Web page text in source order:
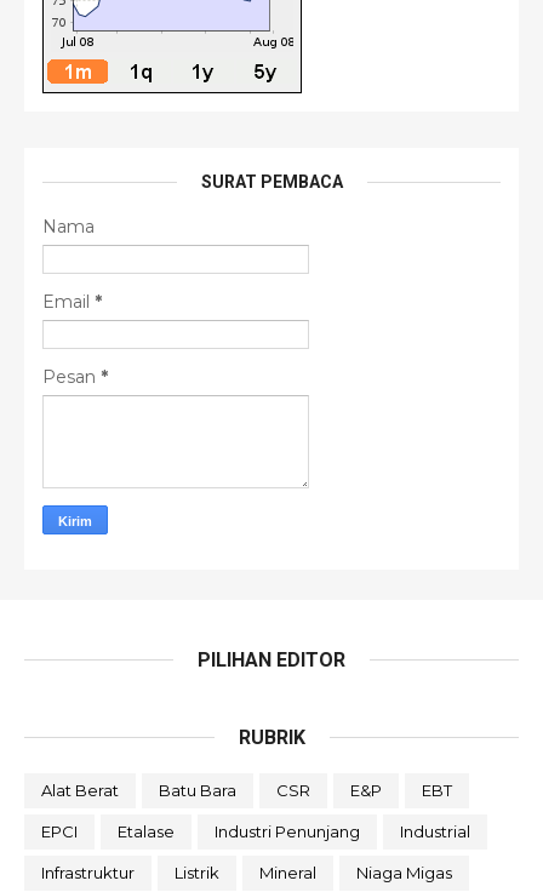
SURAT PEMBACA
Nama
Email *
Pesan *
PILIHAN EDITOR
RUBRIK
Alat Berat Batu Bara CSR E&P EBT
EPCI Etalase Industri Penunjang Industrial
Infrastruktur Listrik Mineral Niaga Migas